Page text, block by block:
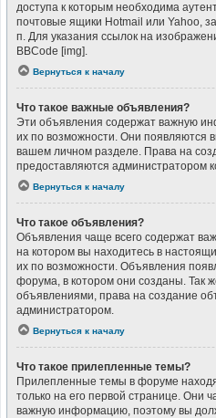
доступа к которым необходима
почтовые ящики Hotmail или Yahoo,
п. Для указания ссылок на
BBCode [img].
Вернуться к началу
Что такое важные объявления?
Эти объявления содержат важную
их по возможности. Они появляются
вашем личном разделе. Права на
предоставляются администратором
Вернуться к началу
Что такое объявления?
Объявления чаще всего содержат
на котором вы находитесь в
их по возможности. Объявления
форума, в котором они созданы. Так
объявлениями, права на создание
администратором.
Вернуться к началу
Что такое прилепленные темы?
Прилепленные темы в форуме
только на его первой странице. Они
важную информацию, поэтому вы